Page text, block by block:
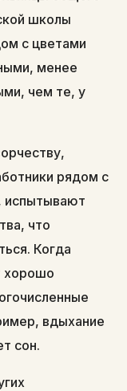
школы
с цветами
менее
чем те, у
рядом с
испытывают
что
Когда
хорошо
вдыхание
сон.